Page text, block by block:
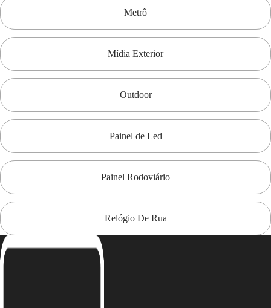
Metrô
Mídia Exterior
Outdoor
Painel de Led
Painel Rodoviário
Relógio De Rua